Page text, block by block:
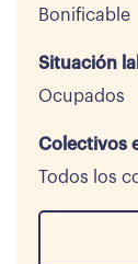
Bonificable
Situación
Ocupados
Colectivos
Todos los